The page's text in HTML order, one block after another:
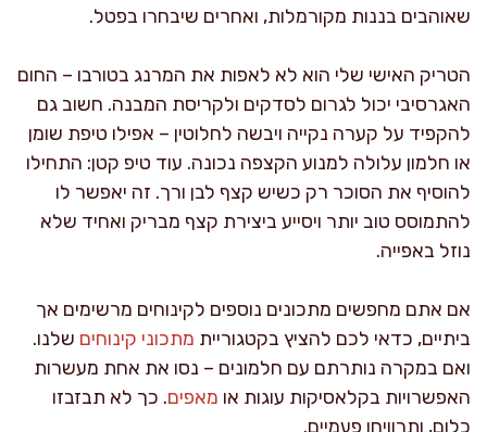
שאוהבים בננות מקורמלות, ואחרים שיבחרו בפטל.
הטריק האישי שלי הוא לא לאפות את המרנג בטורבו – החום
האגרסיבי יכול לגרום לסדקים ולקריסת המבנה. חשוב גם
להקפיד על קערה נקייה ויבשה לחלוטין – אפילו טיפת שומן
או חלמון עלולה למנוע הקצפה נכונה. עוד טיפ קטן: התחילו
להוסיף את הסוכר רק כשיש קצף לבן ורך. זה יאפשר לו
להתמוסס טוב יותר ויסייע ביצירת קצף מבריק ואחיד שלא
נוזל באפייה.
אם אתם מחפשים מתכונים נוספים לקינוחים מרשימים אך
ביתיים, כדאי לכם להציץ בקטגוריית מתכוני קינוחים שלנו.
ואם במקרה נותרתם עם חלמונים – נסו את אחת מעשרות
האפשרויות בקלאסיקות עוגות או מאפים. כך לא תבזבזו
כלום, ותרוויחו פעמיים.